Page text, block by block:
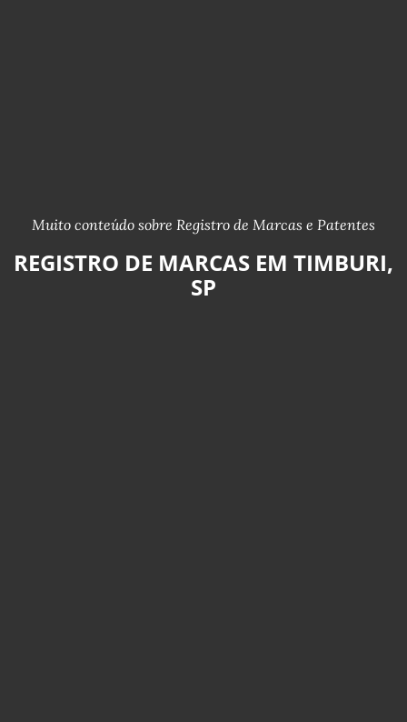
Muito conteúdo sobre Registro de Marcas e Patentes
REGISTRO DE MARCAS EM TIMBURI,
SP